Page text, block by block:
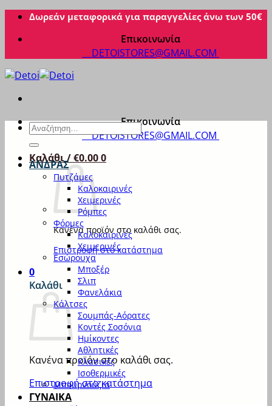
Μετάβαση
περιεχόμενο
Δωρεάν μεταφορικά για παραγγελίες άνω των 50€
Επικοινωνία
DETOISTORES@GMAIL.COM
Επικοινωνία
DETOISTORES@GMAIL.COM
Καλάθι /€0.000
Κανένα προϊόν στο καλάθι σας.
Επιστροφή στο κατάστημα
0
Καλάθι
Κανένα προϊόν στο καλάθι σας.
Επιστροφή στο κατάστημα
Αναζήτηση
για:
ΑΝΔΡΑΣ
Πυτζάμες
Καλοκαιρινές
Χειμερινές
Ρόμπες
Φόρμες
Καλοκαιρινές
Χειμερινές
Εσώρουχα
Μποξέρ
Σλιπ
Φανελάκια
Κάλτσες
Σουμπάς-Αόρατες
Κοντές Σοσόνια
Ημίκοντες
Αθλητικές
Κλασικές
Ισοθερμικές
Μπουρνούζια
ΓΥΝΑΙΚΑ